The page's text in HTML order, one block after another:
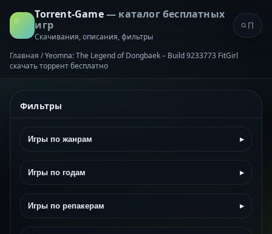
Torrent-Game— каталог бесплатных
игр
Скачивания, описания, фильтры
Главная /Yeomna: The Legend of Dongbaek – Build 9233773 FitGirl
скачать торрент бесплатно
Фильтры
Игры по жанрам ▸
Игры по годам ▸
Игры по репакерам ▸